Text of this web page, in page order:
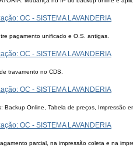
OC - SISTEMA LAVANDERIA
pagamento unificado e O.S. antigas.
OC - SISTEMA LAVANDERIA
travamento no CDS.
OC - SISTEMA LAVANDERIA
Backup Online, Tabela de preços, Impressão
OC - SISTEMA LAVANDERIA
parcial, na impressão coleta e na